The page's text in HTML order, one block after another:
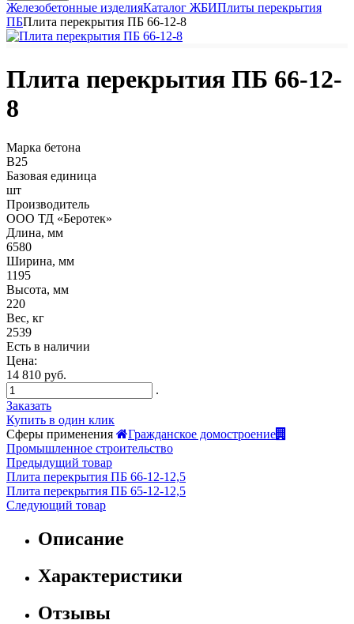
Железобетонные изделияКаталог ЖБИПлиты перекрытия
ПБПлита перекрытия ПБ 66-12-8
Плита перекрытия ПБ 66-12-
8
Марка бетона
B25
Базовая единица
шт
Производитель
ООО ТД «Беротек»
Длина, мм
6580
Ширина, мм
1195
Высота, мм
220
Вес, кг
2539
Есть в наличии
Цена:
14 810 руб.
.
Заказать
Купить в один клик
Сферы применения
Гражданское домостроение
Промышленное строительство
Предыдущий товар
Плита перекрытия ПБ 66-12-12,5
Плита перекрытия ПБ 65-12-12,5
Следующий товар
Описание
Характеристики
Отзывы